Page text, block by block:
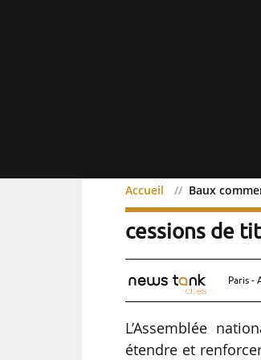
Accueil Baux
Baux
cessions de
Paris -
L’Assemblée
étendre et